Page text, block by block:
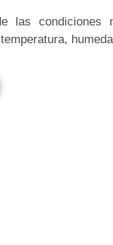
las condiciones